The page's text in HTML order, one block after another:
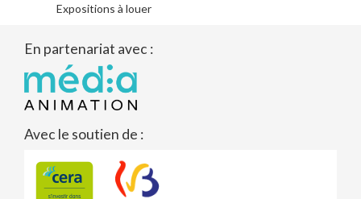
Expositions à louer
En partenariat avec :
Avec le soutien de :